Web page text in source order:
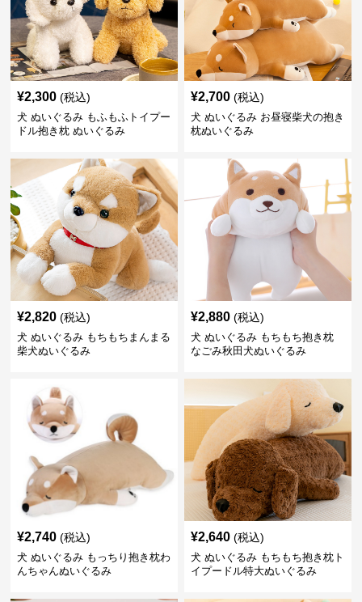
¥2,300 (税込)
犬 ぬいぐるみ もふもふトイプー
ドル抱き枕 ぬいぐるみ
¥2,700 (税込)
犬 ぬいぐるみ お昼寝柴犬の抱き
枕ぬいぐるみ
¥2,820 (税込)
犬 ぬいぐるみ もちもちまんまる
柴犬ぬいぐるみ
¥2,880 (税込)
犬 ぬいぐるみ もちもち抱き枕
なごみ秋田犬ぬいぐるみ
¥2,740 (税込)
犬 ぬいぐるみ もっちり抱き枕わ
んちゃんぬいぐるみ
¥2,640 (税込)
犬 ぬいぐるみ もちもち抱き枕ト
イプードル特大ぬいぐるみ